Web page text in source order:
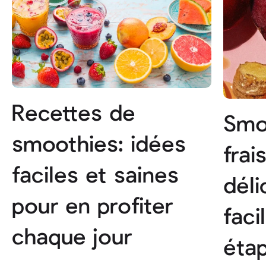
Recettes de
smoothies: idées
faciles et saines
pour en profiter
chaque jour